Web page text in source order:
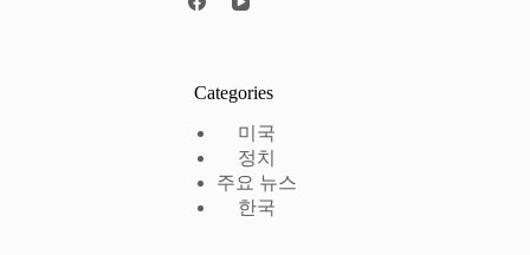
Categories
미국
정치
주요 뉴스
한국